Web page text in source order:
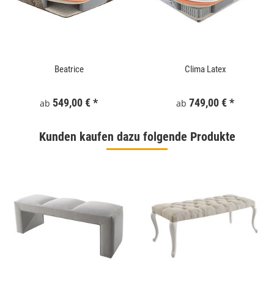
Beatrice
ab 549,00 €*
Clima Latex
ab 749,00 €*
Kunden kaufen dazu folgende Produkte